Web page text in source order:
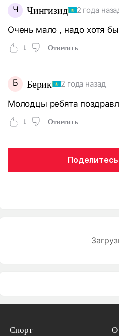
Ч Чингизид 2 года
Очень мало , надо хотя
1 Ответить
Б Берик 2 года назад
Молодцы ребята
1 Ответить
Спорт
О